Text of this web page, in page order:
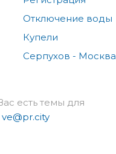
Отключение воды
Купели
Серпухов - Москва
есть темы для
ve@pr.city